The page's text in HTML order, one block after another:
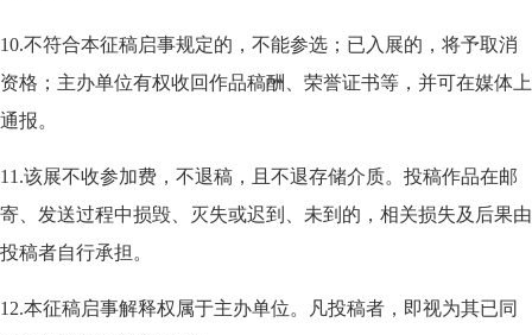
10.不符合本征稿启事规定的，不能参选；已入展的，将予取消
资格；主办单位有权收回作品稿酬、荣誉证书等，并可在媒体上
通报。
11.该展不收参加费，不退稿，且不退存储介质。投稿作品在邮
寄、发送过程中损毁、灭失或迟到、未到的，相关损失及后果由
投稿者自行承担。
12.本征稿启事解释权属于主办单位。凡投稿者，即视为其已同